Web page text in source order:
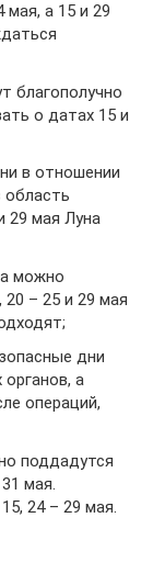
мая, а 15 и 29
благополучно
о датах 15 и
в отношении
область
29 мая Луна
можно
20 – 25 и 29 мая
дни
а
операций,
поддадутся
мая.
24 – 29 мая.